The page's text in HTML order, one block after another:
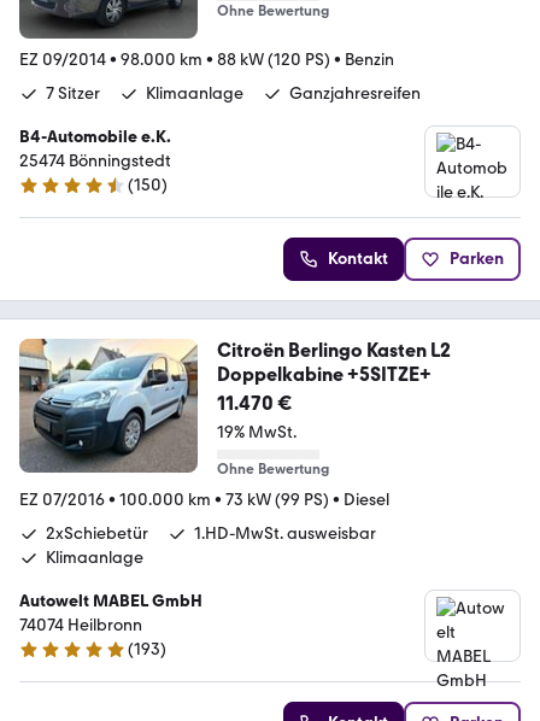
Ohne Bewertung
EZ 09/2014• 98.000 km • 88 kW (120 PS) • Benzin
7 Sitzer
Klimaanlage Ganzjahresreifen
B4-Automobile e.K.
25474 Bönningstedt
4.7 Sterne
(150)
Kontakt Parken
Citroën Berlingo Kasten L2
Doppelkabine +5SITZE+
11.470 €
19% MwSt.
Ohne Bewertung
EZ 07/2016• 100.000 km • 73 kW (99 PS) • Diesel
2xSchiebetür
1.HD-MwSt. ausweisbar
Klimaanlage
Autowelt MABEL GmbH
74074 Heilbronn
4.9 Sterne
(193)